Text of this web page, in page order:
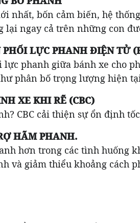
nhất, bốn cảm biến, hệ
lại ngay cả trên những con
PHỐI LỰC PHANH ĐIỆN TỬ
lực phanh giữa bánh xe cho
phân bố trọng lượng hiện
XE KHI RẼ (CBC)
CBC cải thiện sự ổn định
HÃM PHANH.
hơn trong các tình huống
và giảm thiểu khoảng cách